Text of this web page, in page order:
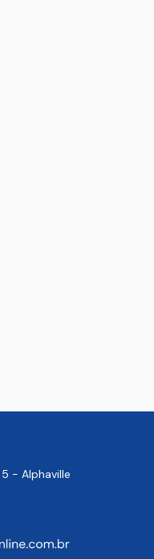
5 - Alphaville